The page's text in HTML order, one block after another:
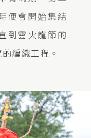
便會開始集結
到雲火龍節的
編織工程。